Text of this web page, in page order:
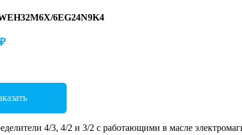
6EG24N9K4
₽
4/3, 4/2 и 3/2 с работающими в масле